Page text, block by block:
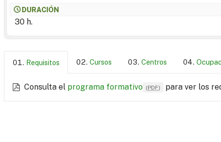
DURACIÓN
30 h.
Requisitos Cursos Centros
Consulta el programa formativo (PDF) para ver los